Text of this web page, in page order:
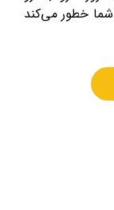
خطور می‌کند